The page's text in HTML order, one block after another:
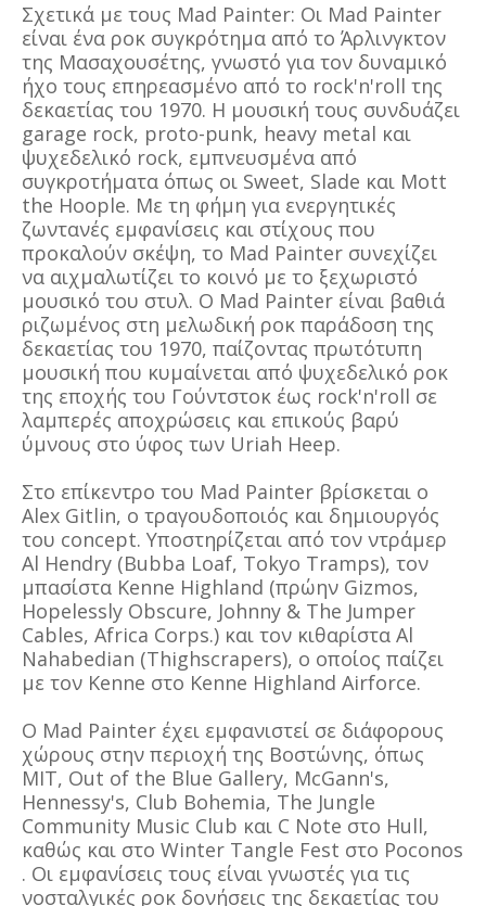
Σχετικά με τους Mad Painter: Οι Mad Painter
είναι ένα ροκ συγκρότημα από το Άρλινγκτον
της Μασαχουσέτης, γνωστό για τον δυναμικό
ήχο τους επηρεασμένο από το rock'n'roll της
δεκαετίας του 1970. Η μουσική τους συνδυάζει
garage rock, proto-punk, heavy metal και
ψυχεδελικό rock, εμπνευσμένα από
συγκροτήματα όπως οι Sweet, Slade και Mott
the Hoople. Με τη φήμη για ενεργητικές
ζωντανές εμφανίσεις και στίχους που
προκαλούν σκέψη, το Mad Painter συνεχίζει
να αιχμαλωτίζει το κοινό με το ξεχωριστό
μουσικό του στυλ. Ο Mad Painter είναι βαθιά
ριζωμένος στη μελωδική ροκ παράδοση της
δεκαετίας του 1970, παίζοντας πρωτότυπη
μουσική που κυμαίνεται από ψυχεδελικό ροκ
της εποχής του Γούντστοκ έως rock'n'roll σε
λαμπερές αποχρώσεις και επικούς βαρύ
ύμνους στο ύφος των Uriah Heep.
Στο επίκεντρο του Mad Painter βρίσκεται ο
Alex Gitlin, ο τραγουδοποιός και δημιουργός
του concept. Υποστηρίζεται από τον ντράμερ
Al Hendry (Bubba Loaf, Tokyo Tramps), τον
μπασίστα Kenne Highland (πρώην Gizmos,
Hopelessly Obscure, Johnny & The Jumper
Cables, Africa Corps.) και τον κιθαρίστα Al
Nahabedian (Thighscrapers), ο οποίος παίζει
με τον Kenne στο Kenne Highland Airforce.
Ο Mad Painter έχει εμφανιστεί σε διάφορους
χώρους στην περιοχή της Βοστώνης, όπως
MIT, Out of the Blue Gallery, McGann's,
Hennessy's, Club Bohemia, The Jungle
Community Music Club και C Note στο Hull,
καθώς και στο Winter Tangle Fest στο Poconos
. Οι εμφανίσεις τους είναι γνωστές για τις
νοσταλγικές ροκ δονήσεις της δεκαετίας του